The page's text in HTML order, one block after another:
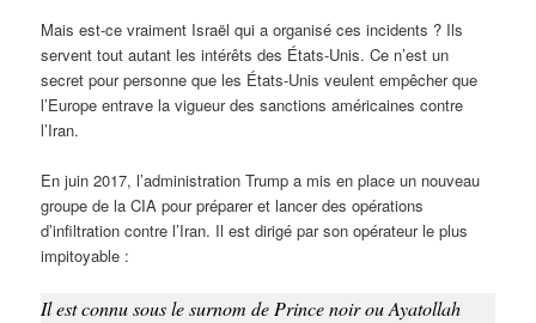
Mais est-ce vraiment Israël qui a organisé ces incidents ? Ils
servent tout autant les intérêts des États-Unis. Ce n’est un
secret pour personne que les États-Unis veulent empêcher que
l’Europe entrave la vigueur des sanctions américaines contre
l’Iran.
En juin 2017, l’administration Trump a mis en place un nouveau
groupe de la CIA pour préparer et lancer des opérations
d’infiltration contre l’Iran. Il est dirigé par son opérateur le plus
impitoyable :
Il est connu sous le surnom de Prince noir ou Ayatollah